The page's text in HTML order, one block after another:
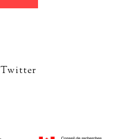
Twitter